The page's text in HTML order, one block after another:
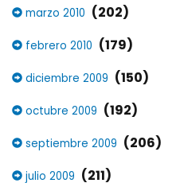
marzo 2010 (202)
febrero 2010 (179)
diciembre 2009 (150)
octubre 2009 (192)
septiembre 2009 (206)
julio 2009 (211)